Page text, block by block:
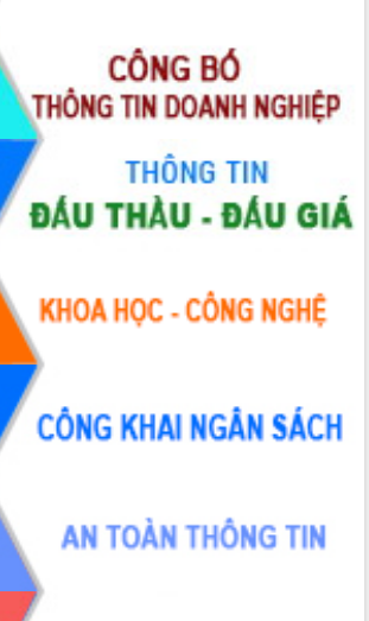
thúc đẩy
tại tỉnh
đốc thực
sản công
đẩy mạnh
hành chính
chính
pháp tại Hội
- 2025
Đề án 190
sản
Lắk
thực địa
- Buôn Ma
một “di
toàn cầu
Nâng cao đời
mô hình thiết
mắc, đẩy